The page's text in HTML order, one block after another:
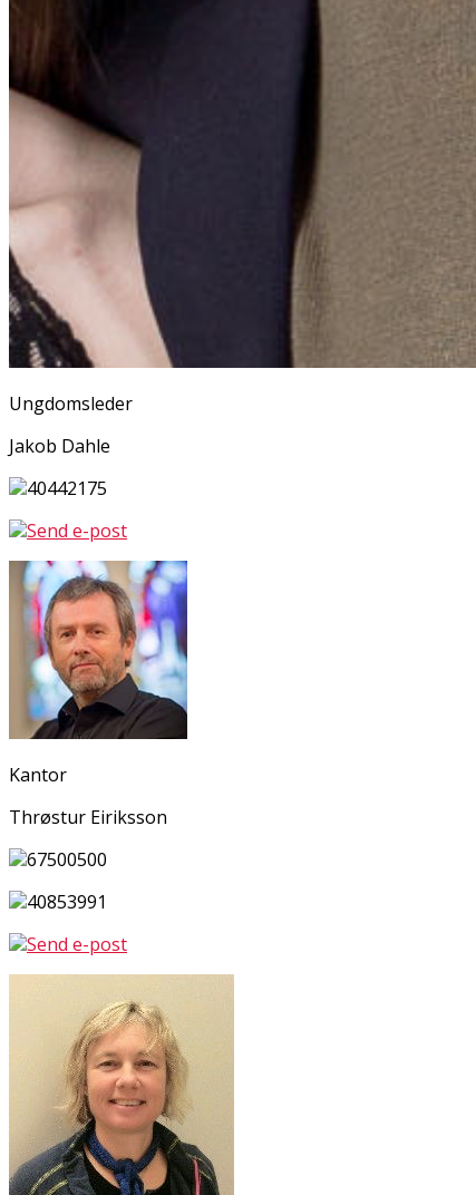
Ungdomsleder
Jakob Dahle
40442175
Send e-post
Kantor
Thrøstur Eiriksson
67500500
40853991
Send e-post